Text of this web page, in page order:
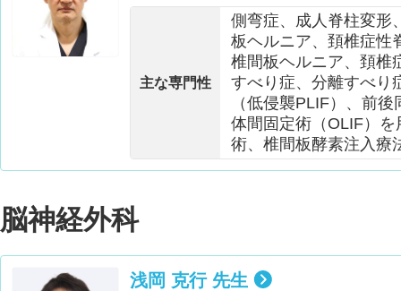
博士 ・小児運動器疾患指導管理医師セミナー
主な専門性
側弯症、成人脊柱変形
板ヘルニア、頚椎症性
椎間板ヘルニア、頚椎
すべり症、分離すべり
（低侵襲PLIF）、前
体間固定術（OLIF）
術、椎間板酵素注入療
脳神経外科
浅岡 克行 先生